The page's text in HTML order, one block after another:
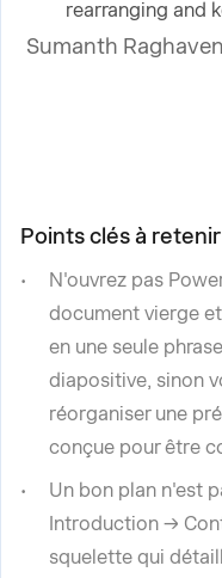
rearranging and
Sumanth
Points clés à retenir
N'ouvrez pas
document vierge
en une seule
diapositive, sinon
réorganiser une
conçue pour être
Un bon plan n'est
Introduction →
squelette qui